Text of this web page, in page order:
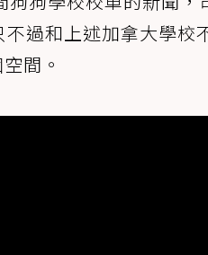
過和上述加拿大學校
間。